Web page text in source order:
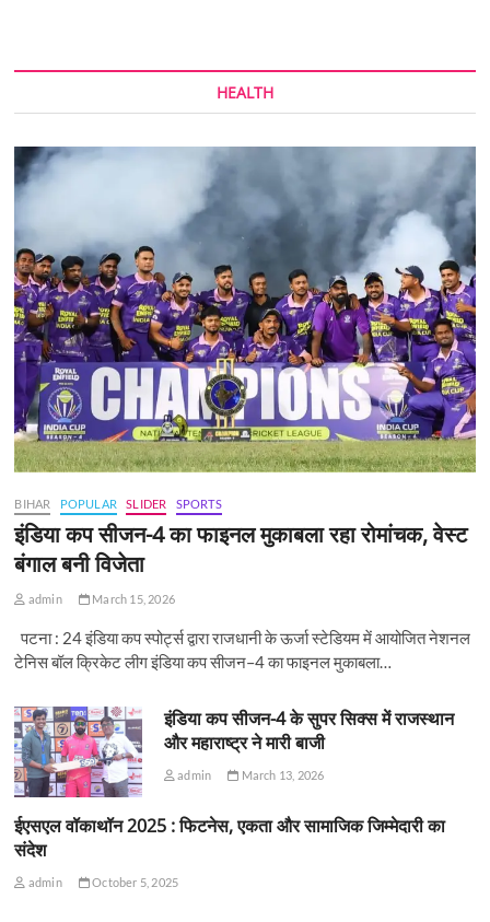
HEALTH
BIHAR POPULAR SLIDER SPORTS
इंडिया कप सीजन-4 का फाइनल मुकाबला रहा रोमांचक, वेस्ट
बंगाल बनी विजेता
admin March 15, 2026
पटना : 24 इंडिया कप स्पोर्ट्स द्वारा राजधानी के ऊर्जा स्टेडियम में आयोजित नेशनल
टेनिस बॉल क्रिकेट लीग इंडिया कप सीजन–4 का फाइनल मुकाबला…
इंडिया कप सीजन-4 के सुपर सिक्स में राजस्थान
और महाराष्ट्र ने मारी बाजी
admin March 13, 2026
ईएसएल वॉकाथॉन 2025 : फिटनेस, एकता और सामाजिक जिम्मेदारी का
संदेश
admin October 5, 2025